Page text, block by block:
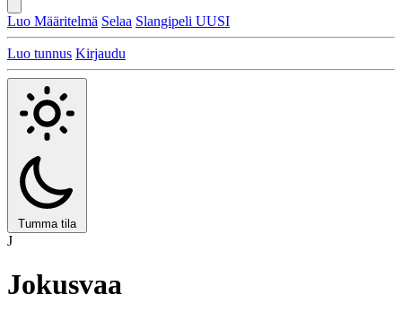
Luo Määritelmä Selaa Slangipeli UUSI
Luo tunnus Kirjaudu
Tumma tila
J
Jokusvaa